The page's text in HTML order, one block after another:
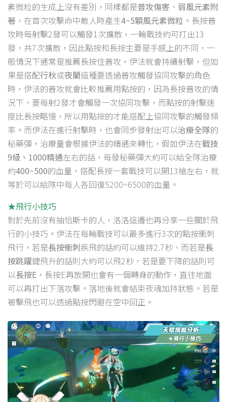
素微粒的生成上沒有差別，同樣都是普攻傷害 、 弱風元素附
著 ，在首次攻擊命中敵人時產生4~5顆風元素微粒 。長按普
攻時每射擊2發可以觸發1次擴散，一輪戰技約可打出13
發，共7次擴散，因此點按和長按主要是手感上的不同，一
般情況下通常是推薦長按住普攻，伊法就會持續射擊，但如
果是搭配行秋或夜蘭這種要透過普攻觸發協同攻擊的角色
時，伊法的普攻就會比較推薦用點按的，因為長按普攻的情
況下，要每射2發才會觸發一次協同攻擊，而點按的射擊速
度比長按略慢，所以用點按的才能搭配上協同攻擊的觸發頻
率。而伊法在進行射擊時，也會同步發射出可以治療全隊的
秘藥彈，治療量會根據伊法的精通來轉化，假如伊法在戰技
9級、1000精通左右的話，每發秘藥彈大約可以給全隊治療
約400~500的血量，搭配長按一套戰技可以開13槍左右，就
等於可以給隊中每人各回復5200~6500的血量。
★飛行小技巧
對於先前沒有抽恰斯卡的人，洛洛這邊也再分享一些關於飛
行的小技巧。伊法在每輪戰技可以最多進行3次的點按衝刺
飛行，若是長按衝刺疾飛的話約可以維持2.7秒、而若是長
按跳躍鍵飛升的話則大約可以飛2秒，若是要下降的話則可
以長按E ，長按E再放開也會有一個轉身的動作，直往地面
可以再打出下落攻擊。落地後就會結束夜魂加持狀態。若是
被擊飛也可以透過點按閃避在空中回正。